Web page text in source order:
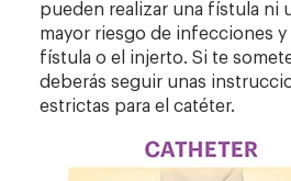
pueden realizar una fístula ni
mayor riesgo de infecciones y
fístula o el injerto. Si te
deberás seguir unas
estrictas para el catéter.